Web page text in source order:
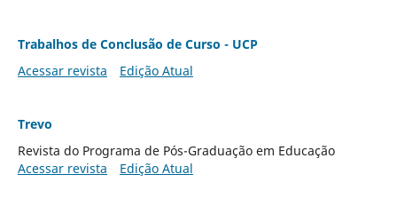
Trabalhos de Conclusão de Curso - UCP
Acessar revista
Edição Atual
Trevo
Revista do Programa de Pós-Graduação em Educação
Acessar revista
Edição Atual